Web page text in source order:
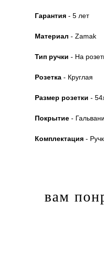
Гарантия - 5 лет
Материал - Zamak
Тип ручки - На
Розетка - Круглая
Размер розетки -
Покрытие -
Комплектация -
вам